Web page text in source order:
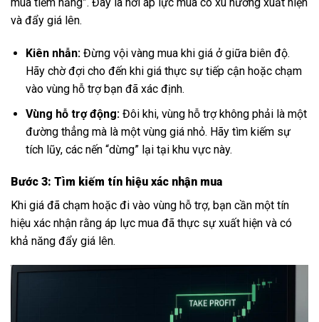
và đẩy giá lên.
Kiên nhẫn:Đừng vội vàng mua khi giá ở giữa biên độ.
Hãy chờ đợi cho đến khi giá thực sự tiếp cận hoặc chạm
vào vùng hỗ trợ bạn đã xác định.
Vùng hỗ trợ động:Đôi khi, vùng hỗ trợ không phải là một
đường thẳng mà là một vùng giá nhỏ. Hãy tìm kiếm sự
tích lũy, các nến “dừng” lại tại khu vực này.
Bước 3: Tìm kiếm tín hiệu xác nhận mua
Khi giá đã chạm hoặc đi vào vùng hỗ trợ, bạn cần một tín
hiệu xác nhận rằng áp lực mua đã thực sự xuất hiện và có
khả năng đẩy giá lên.